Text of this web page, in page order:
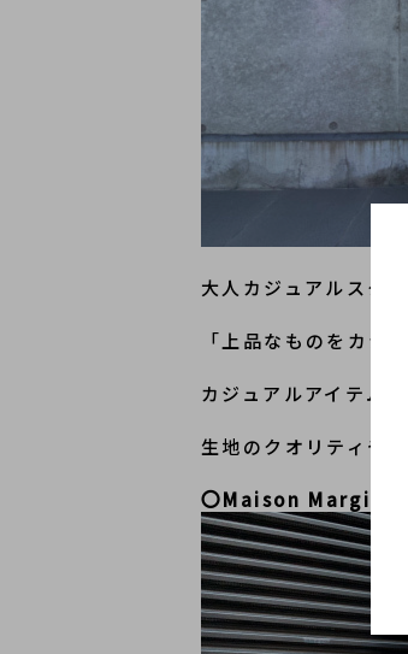
大人カジュアルスタ
「上品なものをカジ
カジュアルアイテム
生地のクオリティや
〇Maison Margiela/